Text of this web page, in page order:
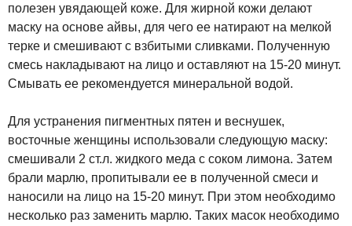
полезен увядающей коже. Для жирной кожи делают
маску на основе айвы, для чего ее натирают на мелкой
терке и смешивают с взбитыми сливками. Полученную
смесь накладывают на лицо и оставляют на 15-20 минут.
Смывать ее рекомендуется минеральной водой.
Для устранения пигментных пятен и веснушек,
восточные женщины использовали следующую маску:
смешивали 2 ст.л. жидкого меда с соком лимона. Затем
брали марлю, пропитывали ее в полученной смеси и
наносили на лицо на 15-20 минут. При этом необходимо
несколько раз заменить марлю. Таких масок необходимо